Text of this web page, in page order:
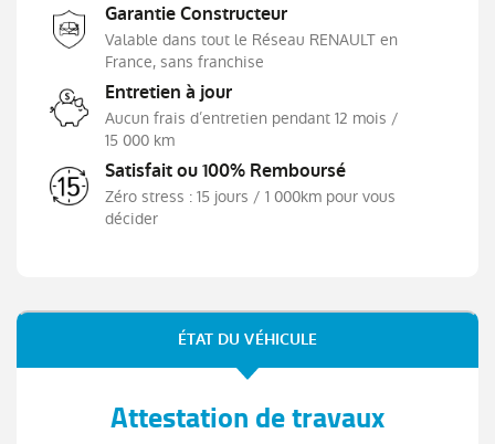
Répétiteurs latéraux de changement de
direction
Rétroviseur intérieur jour/nuit
Sellerie MC2
Siège conducteur réglable en hauteur
Système de détection de la pression des
pneumatiques
Système ISOFIX (i-Size) aux places latérales AR
Vitres AR surteintées
Volant en tissus
Garantie Constructeur
Valable dans tout le Réseau RENAULT en
France, sans franchise
Entretien à jour
Aucun frais d’entretien pendant 12 mois /
15 000 km
Satisfait ou 100% Remboursé
Zéro stress : 15 jours / 1 000km pour vous
décider
ÉTAT DU VÉHICULE
Attestation de travaux